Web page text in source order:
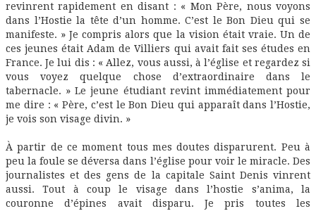
revinrent rapidement en disant : « Mon Père, nous voyons
dans l’Hostie la tête d’un homme. C’est le Bon Dieu qui se
manifeste. » Je compris alors que la vision était vraie. Un de
ces jeunes était Adam de Villiers qui avait fait ses études en
France. Je lui dis : « Allez, vous aussi, à l’église et regardez si
vous voyez quelque chose d’extraordinaire dans le
tabernacle. » Le jeune étudiant revint immédiatement pour
me dire : « Père, c’est le Bon Dieu qui apparaît dans l’Hostie,
je vois son visage divin. »
À partir de ce moment tous mes doutes disparurent. Peu à
peu la foule se déversa dans l’église pour voir le miracle. Des
journalistes et des gens de la capitale Saint Denis vinrent
aussi. Tout à coup le visage dans l’hostie s’anima, la
couronne d’épines avait disparu. Je pris toutes les